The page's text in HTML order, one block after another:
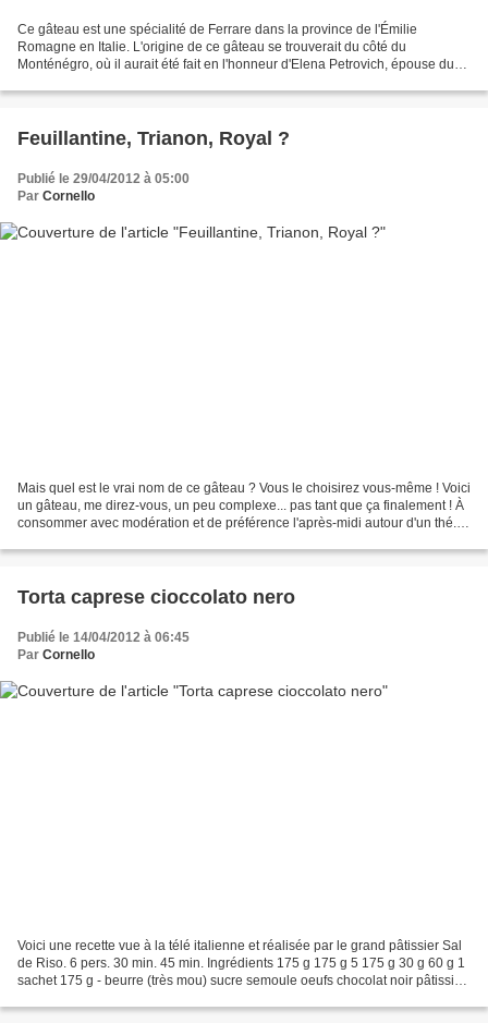
Ce gâteau est une spécialité de Ferrare dans la province de l'Émilie
Romagne en Italie. L'origine de ce gâteau se trouverait du côté du
Monténégro, où il aurait été fait en l'honneur d'Elena Petrovich, épouse du
Feuillantine, Trianon, Royal ?
Publié le 29/04/2012 à 05:00
Par Cornello
Mais quel est le vrai nom de ce gâteau ? Vous le choisirez vous-même ! Voici
un gâteau, me direz-vous, un peu complexe... pas tant que ça finalement ! À
consommer avec modération et de préférence l'après-midi autour d'un thé.
Torta caprese cioccolato nero
Publié le 14/04/2012 à 06:45
Par Cornello
Voici une recette vue à la télé italienne et réalisée par le grand pâtissier Sal
de Riso. 6 pers. 30 min. 45 min. Ingrédients 175 g 175 g 5 175 g 30 g 60 g 1
sachet 175 g - beurre (très mou) sucre semoule oeufs chocolat noir pâtissier